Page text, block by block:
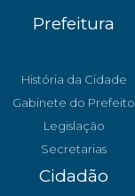
Prefeitura
História da Cidade
Gabinete do Prefeito
Legislação
Secretarias
Cidadão